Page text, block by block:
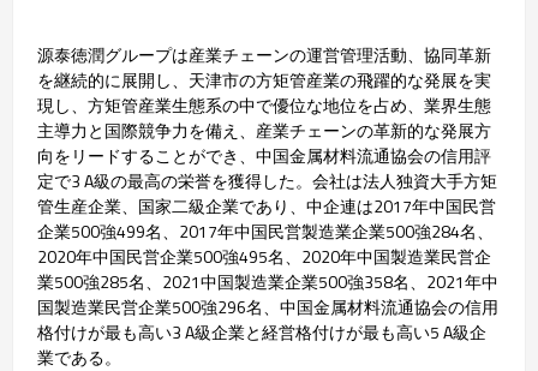
源泰徳潤グループは産業チェーンの運営管理活動、協同革新
を継続的に展開し、天津市の方矩管産業の飛躍的な発展を実
現し、方矩管産業生態系の中で優位な地位を占め、業界生態
主導力と国際競争力を備え、産業チェーンの革新的な発展方
向をリードすることができ、中国金属材料流通協会の信用評
定で3 A級の最高の栄誉を獲得した。会社は法人独資大手方矩
管生産企業、国家二級企業であり、中企連は2017年中国民営
企業500強499名、2017年中国民営製造業企業500強284名、
2020年中国民営企業500強495名、2020年中国製造業民営企
業500強285名、2021中国製造業企業500強358名、2021年中
国製造業民営企業500強296名、中国金属材料流通協会の信用
格付けが最も高い3 A級企業と経営格付けが最も高い5 A級企
業である。